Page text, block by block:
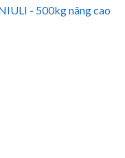
- 500kg nâng cao